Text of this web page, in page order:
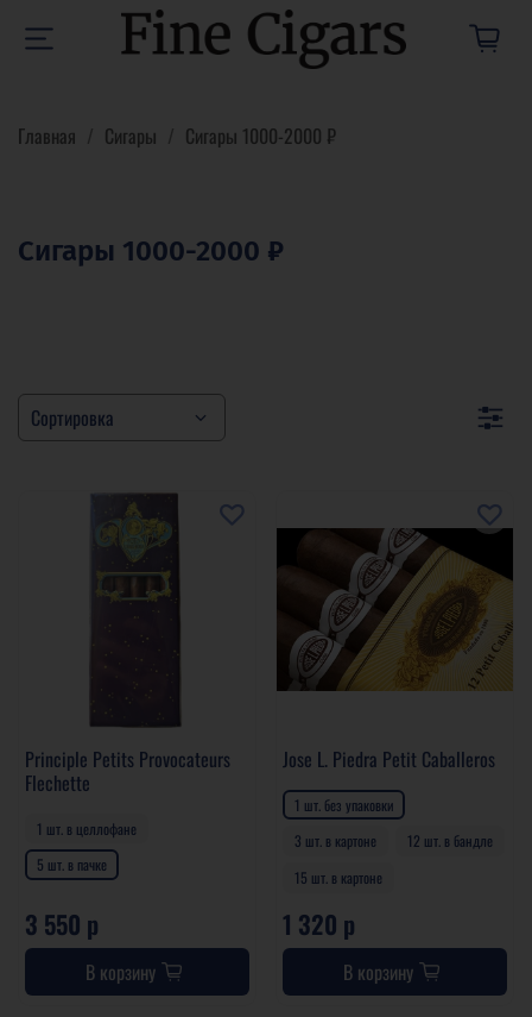
Главная Сигары Сигары 1000-2000 ₽
Сигары 1000-2000 ₽
Principle Petits Provocateurs
Flechette
1 шт. в целлофане
5 шт. в пачке
3 550 р
В корзину
Jose L. Piedra Petit Caballeros
1 шт. без упаковки
3 шт. в картоне
12 шт. в бандле
15 шт. в картоне
1 320 р
В корзину